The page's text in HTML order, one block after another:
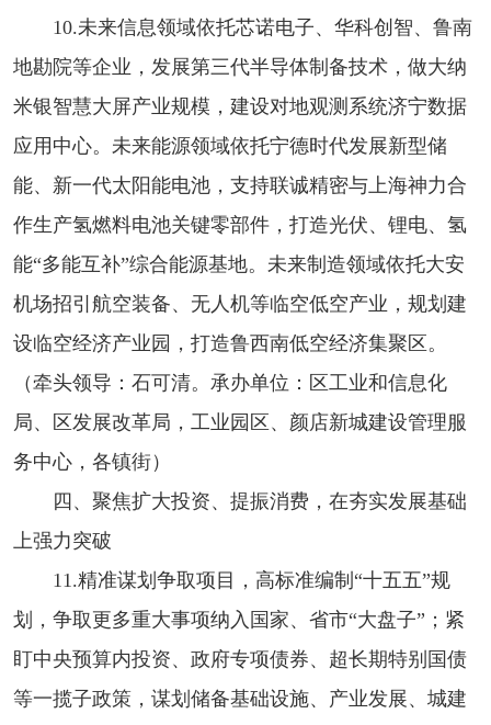
10.未来信息领域依托芯诺电子、华科创智、鲁南
地勘院等企业，发展第三代半导体制备技术，做大纳
米银智慧大屏产业规模，建设对地观测系统济宁数据
应用中心。未来能源领域依托宁德时代发展新型储
能、新一代太阳能电池，支持联诚精密与上海神力合
作生产氢燃料电池关键零部件，打造光伏、锂电、氢
能“多能互补”综合能源基地。未来制造领域依托大安
机场招引航空装备、无人机等临空低空产业，规划建
设临空经济产业园，打造鲁西南低空经济集聚区。
（牵头领导：石可清。承办单位：区工业和信息化
局、区发展改革局，工业园区、颜店新城建设管理服
务中心，各镇街）
四、聚焦扩大投资、提振消费，在夯实发展基础
上强力突破
11.精准谋划争取项目，高标准编制“十五五”规
划，争取更多重大事项纳入国家、省市“大盘子”；紧
盯中央预算内投资、政府专项债券、超长期特别国债
等一揽子政策，谋划储备基础设施、产业发展、城建